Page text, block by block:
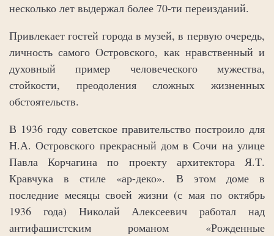
несколько лет выдержал более 70-ти переизданий.
Привлекает гостей города в музей, в первую очередь,
личность самого Островского, как нравственный и
духовный пример человеческого мужества,
стойкости, преодоления сложных жизненных
обстоятельств.
В 1936 году советское правительство построило для
Н.А. Островского прекрасный дом в Сочи на улице
Павла Корчагина по проекту архитектора Я.Т.
Кравчука в стиле «ар-деко». В этом доме в
последние месяцы своей жизни (с мая по октябрь
1936 года) Николай Алексеевич работал над
антифашистским романом «Рожденные